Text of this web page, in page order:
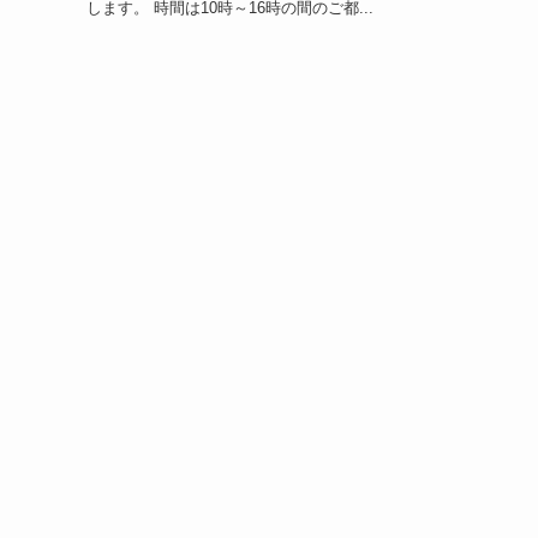
します。 時間は10時～16時の間のご都...